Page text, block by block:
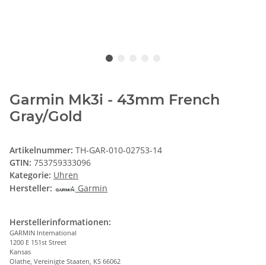
Garmin Mk3i - 43mm French
Gray/Gold
Artikelnummer: TH-GAR-010-02753-14
GTIN: 753759333096
Kategorie: Uhren
Hersteller:
Garmin
Herstellerinformationen:
GARMIN International
1200 E 151st Street
Kansas
Olathe, Vereinigte Staaten, KS 66062